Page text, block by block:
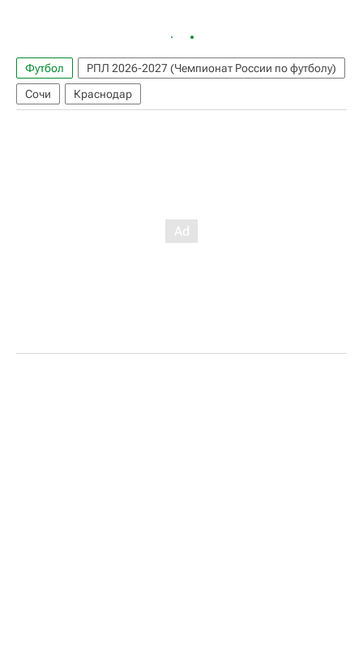
Футбол
РПЛ 2026-2027 (Чемпионат России по футболу)
Сочи
Краснодар